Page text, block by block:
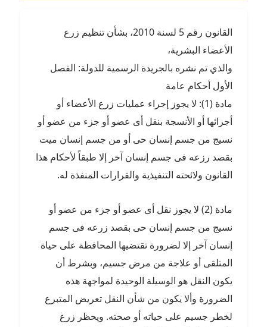
القانون رقم 5 لسنة 2010، بشأن تنظيم زرع
الأعضاء البشرية،
والذي تم نشره بالجريدة الرسمية للدولة: الفصل
الأول أحكام عامة
مادة (1): لا يجوز إجراء عمليات زرع الأعضاء أو
أجزائها أو الأنسجة بنقل أى عضو أو جزء من عضو أو
نسيج من جسم إنسان حى أو من جسم إنسان ميت
بقصد رزعه فى جسم إنسان آخر إلا طبقاً لأحكام هذا
القانون ولائحته التنفيذية والقرارات المنفذة له.
مادة (2) لا يجوز نقل أى عضو أو جزء من عضو أو
نسيج من جسم إنسان حى بقصد زرعه فى جسم
إنسان آخر إلا لضرورة تقتضيها المحافظة على حياة
المتلقى أو علاجة من مرض جسيم، وبشرط أن
يكون النقل هو الوسيلة الوحيدة لمواجهة هذه
الضرورة وألا يكون من شأن النقل تعريض المتبرع
لخطر جسيم على حياته أو صحته. ويحظر زرع